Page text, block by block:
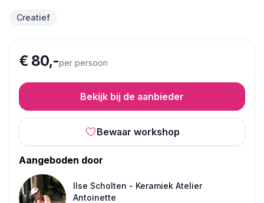
Creatief
€ 80,-per persoon
Bekijk bij de aanbieder
Bewaar workshop
Aangeboden door
Ilse Scholten - Keramiek Atelier
Antoinette